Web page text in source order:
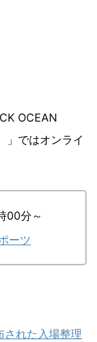
OCEAN
」ではオンライ
00分～
ーツ
された入場整理